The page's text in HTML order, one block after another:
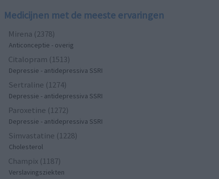
Medicijnen met de meeste ervaringen
Mirena (2378)
Anticonceptie - overig
Citalopram (1513)
Depressie - antidepressiva SSRI
Sertraline (1274)
Depressie - antidepressiva SSRI
Paroxetine (1272)
Depressie - antidepressiva SSRI
Simvastatine (1228)
Cholesterol
Champix (1187)
Verslavingsziekten